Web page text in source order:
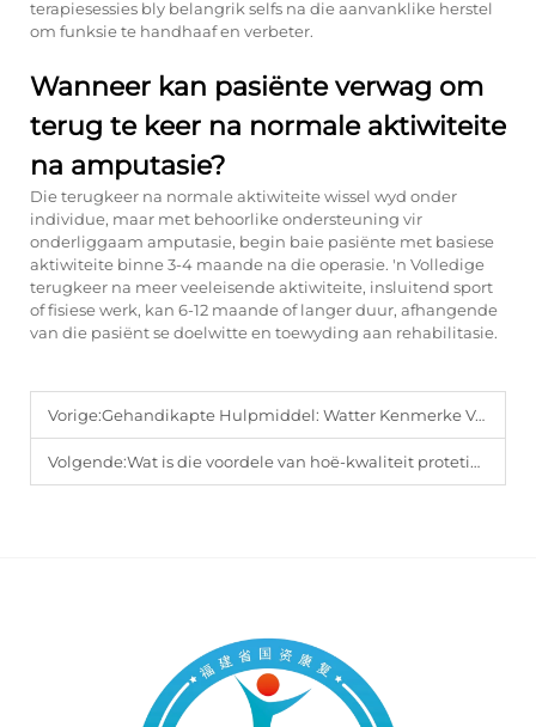
terapiesessies bly belangrik selfs na die aanvanklike herstel
om funksie te handhaaf en verbeter.
Wanneer kan pasiënte verwag om
terug te keer na normale aktiwiteite
na amputasie?
Die terugkeer na normale aktiwiteite wissel wyd onder
individue, maar met behoorlike ondersteuning vir
onderliggaam amputasie, begin baie pasiënte met basiese
aktiwiteite binne 3-4 maande na die operasie. 'n Volledige
terugkeer na meer veeleisende aktiwiteite, insluitend sport
of fisiese werk, kan 6-12 maande of langer duur, afhangende
van die pasiënt se doelwitte en toewyding aan rehabilitasie.
Vorige:Gehandikapte Hulpmiddel: Watter Kenmerke Verseker Maksimum Gerief?
Volgende:Wat is die voordele van hoë-kwaliteit protetiese toebehore vir amputees?